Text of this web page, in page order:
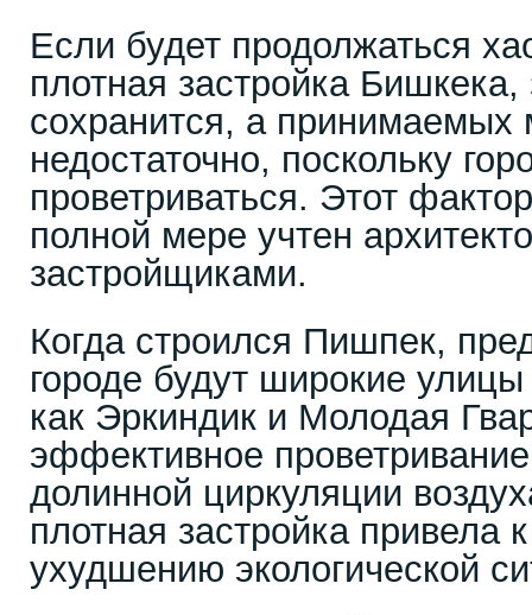
Если будет продолжаться
плотная застройка Бишкека,
сохранится, а принимаемых
недостаточно, поскольку
проветриваться. Этот
полной мере учтен
застройщиками.
Когда строился Пишпек,
городе будут широкие
как Эркиндик и Молодая
эффективное проветривание
долинной циркуляции
плотная застройка привела
ухудшению экологической